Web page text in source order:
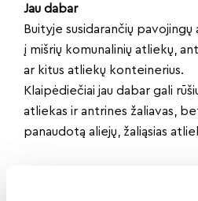
Jau dabar
Buityje susidarančių
į mišrių komunalinių atliekų,
ar kitus atliekų konteinerius.
Klaipėdiečiai jau dabar gali
atliekas ir antrines žaliavas,
panaudotą aliejų, žaliąsias